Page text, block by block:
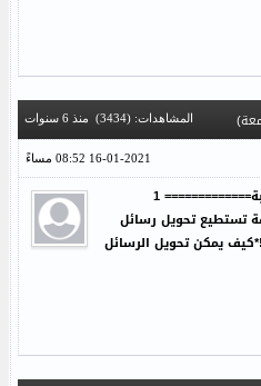
المشاهدات: (3434) منذ 6 سنوات
16-01-2021 08:52 مساءً
تجميع مواضيع تحويل الصوت إلى كتابة============= 1
تستطيع تحويل رسائل
يمكن تحويل الرسائل